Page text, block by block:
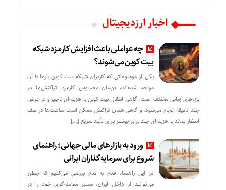
اخبار ارزدیجیتال
چه عواملی باعث افزایش کارمزد شبکه
بیت کوین می‌شوند؟
یکی از موضوعاتی که کاربران شبکه بیت کوین بارها با آن
مواجه شده‌اند، نوسان محسوس کارمزد تراکنش‌ها در
بازه‌های زمانی مختلف است. گاهی انتقال بیت کوین با هزینه‌ای ناچیز و در عرض
چند دقیقه انجام می‌شود، و گاهی همان تراکنش ممکن است ساعت‌ها در صف
انتظار بماند یا هزینه‌ای چند برابر بیشتر برای تأیید سریع […]
ورود به بازارهای مالی جهانی؛ راهنمای
شروع برای سرمایه‌گذاران ایرانی
در این راهنما، قدم به قدم بررسی می‌کنیم که چطور
می‌توانید از داخل ایران، مسیر معامله‌گری خود را در